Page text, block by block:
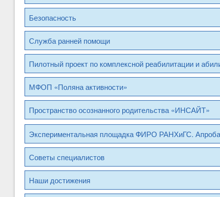
Безопасность
Служба ранней помощи
Пилотный проект по комплексной реабилитации и
МФОП «Поляна активности»
Пространство осознанного родительства «ИНСАЙТ»
Экспериментальная площадка ФИРО РАНХиГС.
Советы специалистов
Наши достижения